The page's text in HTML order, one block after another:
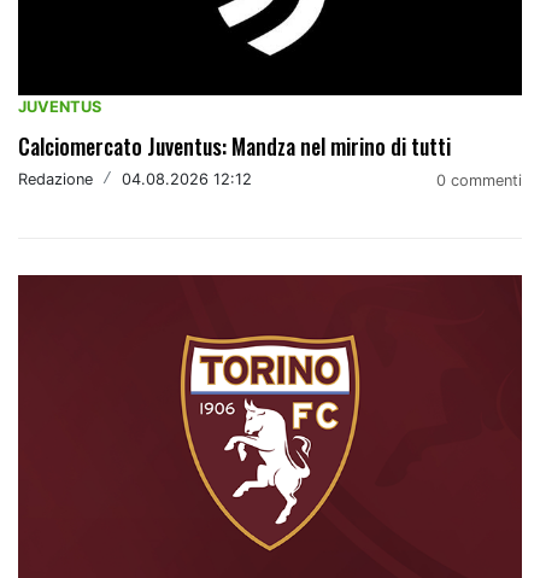
JUVENTUS
Calciomercato Juventus: Mandza nel mirino di tutti
Redazione / 04.08.2026 12:12 0 commenti